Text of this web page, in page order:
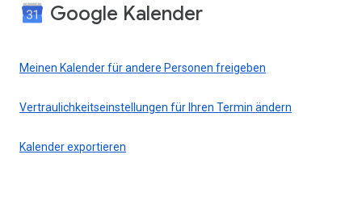
Google Kalender
Meinen Kalender für andere Personen freigeben
Vertraulichkeitseinstellungen für Ihren Termin ändern
Kalender exportieren